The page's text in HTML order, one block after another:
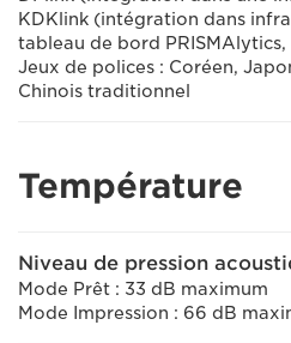
KDKlink (intégration dans
tableau de bord PRISMAlytics,
Jeux de polices : Coréen,
Chinois traditionnel
Température
Niveau de pression
Mode Prêt : 33 dB maximum
Mode Impression : 66 dB